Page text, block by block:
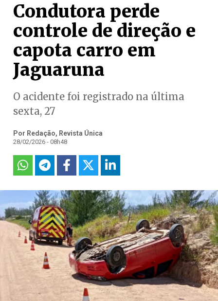
Condutora perde
controle de direção e
capota carro em
Jaguaruna
O acidente foi registrado na última
sexta, 27
Por Redação, Revista Única
28/02/2026 - 08h48